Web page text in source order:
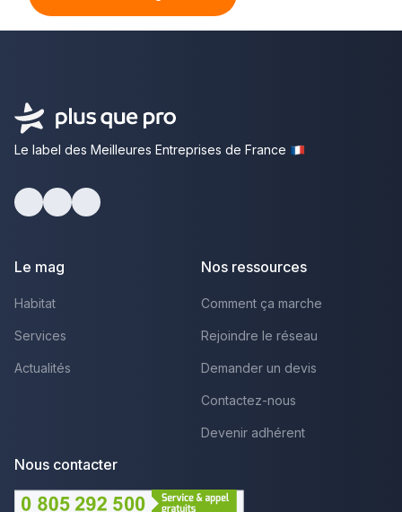
Le label des Meilleures Entreprises de France
Le mag
Habitat
Services
Actualités
Nos ressources
Comment ça marche
Rejoindre le réseau
Demander un devis
Contactez-nous
Devenir adhérent
Nous contacter